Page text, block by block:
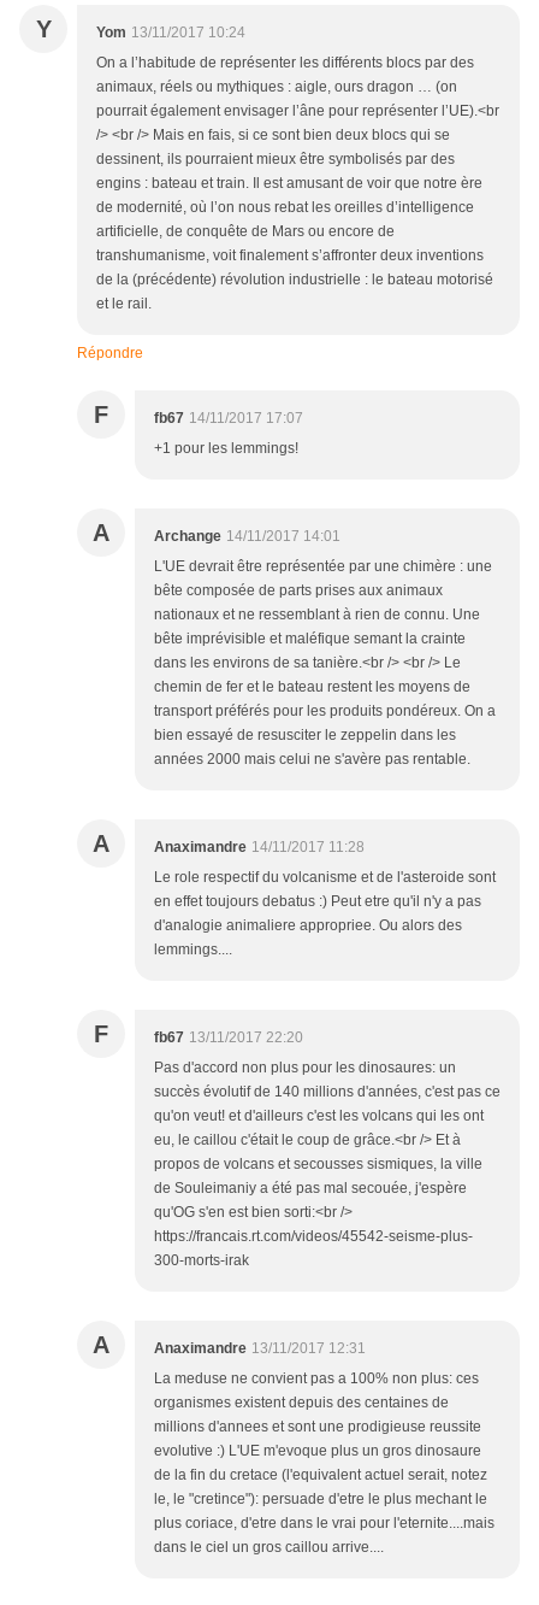
Y Yom 13/11/2017 10:24
On a l’habitude de représenter les différents blocs par des
animaux, réels ou mythiques : aigle, ours dragon … (on
pourrait également envisager l’âne pour représenter l’UE).<br
/> <br /> Mais en fais, si ce sont bien deux blocs qui se
dessinent, ils pourraient mieux être symbolisés par des
engins : bateau et train. Il est amusant de voir que notre ère
de modernité, où l’on nous rebat les oreilles d’intelligence
artificielle, de conquête de Mars ou encore de
transhumanisme, voit finalement s’affronter deux inventions
de la (précédente) révolution industrielle : le bateau motorisé
et le rail.
Répondre
F fb67 14/11/2017 17:07
+1 pour les lemmings!
A Archange 14/11/2017 14:01
L'UE devrait être représentée par une chimère : une
bête composée de parts prises aux animaux
nationaux et ne ressemblant à rien de connu. Une
bête imprévisible et maléfique semant la crainte
dans les environs de sa tanière.<br /> <br /> Le
chemin de fer et le bateau restent les moyens de
transport préférés pour les produits pondéreux. On a
bien essayé de resusciter le zeppelin dans les
années 2000 mais celui ne s'avère pas rentable.
A Anaximandre 14/11/2017 11:28
Le role respectif du volcanisme et de l'asteroide sont
en effet toujours debatus :) Peut etre qu'il n'y a pas
d'analogie animaliere appropriee. Ou alors des
lemmings....
F fb67 13/11/2017 22:20
Pas d'accord non plus pour les dinosaures: un
succès évolutif de 140 millions d'années, c'est pas ce
qu'on veut! et d'ailleurs c'est les volcans qui les ont
eu, le caillou c'était le coup de grâce.<br /> Et à
propos de volcans et secousses sismiques, la ville
de Souleimaniy a été pas mal secouée, j'espère
qu'OG s'en est bien sorti:<br />
https://francais.rt.com/videos/45542-seisme-plus-
300-morts-irak
A Anaximandre 13/11/2017 12:31
La meduse ne convient pas a 100% non plus: ces
organismes existent depuis des centaines de
millions d'annees et sont une prodigieuse reussite
evolutive :) L'UE m'evoque plus un gros dinosaure
de la fin du cretace (l'equivalent actuel serait, notez
le, le "cretince"): persuade d'etre le plus mechant le
plus coriace, d'etre dans le vrai pour l'eternite....mais
dans le ciel un gros caillou arrive....